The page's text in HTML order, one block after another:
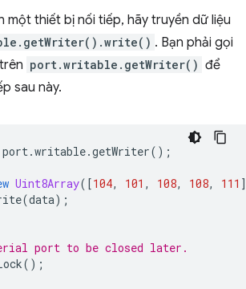
một thiết bị nối tiếp, hãy truyền dữ liệu
. Bạn phải gọi
trên port.writable.getWriter() để
sau này.
port.writable.getWriter();
Uint8Array([104, 101 , 108, 108, 111
(data);
port to be closed later.
();